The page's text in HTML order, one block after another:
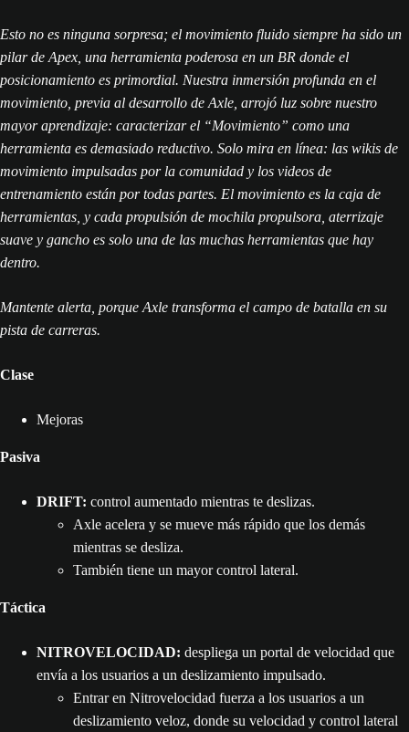
Esto no es ninguna sorpresa; el movimiento fluido siempre ha sido un
pilar de Apex, una herramienta poderosa en un BR donde el
posicionamiento es primordial. Nuestra inmersión profunda en el
movimiento, previa al desarrollo de Axle, arrojó luz sobre nuestro
mayor aprendizaje: caracterizar el “Movimiento” como una
herramienta es demasiado reductivo. Solo mira en línea: las wikis de
movimiento impulsadas por la comunidad y los videos de
entrenamiento están por todas partes. El movimiento es la caja de
herramientas, y cada propulsión de mochila propulsora, aterrizaje
suave y gancho es solo una de las muchas herramientas que hay
dentro.
Mantente alerta, porque Axle transforma el campo de batalla en su
pista de carreras.
Clase
Mejoras
Pasiva
DRIFT: control aumentado mientras te deslizas.
Axle acelera y se mueve más rápido que los demás
mientras se desliza.
También tiene un mayor control lateral.
Táctica
NITROVELOCIDAD: despliega un portal de velocidad que
envía a los usuarios a un deslizamiento impulsado.
Entrar en Nitrovelocidad fuerza a los usuarios a un
deslizamiento veloz, donde su velocidad y control lateral